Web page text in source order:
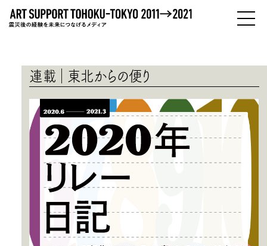
ひとびと
ABOUT
わたしたちについて
連載 東北からの便り